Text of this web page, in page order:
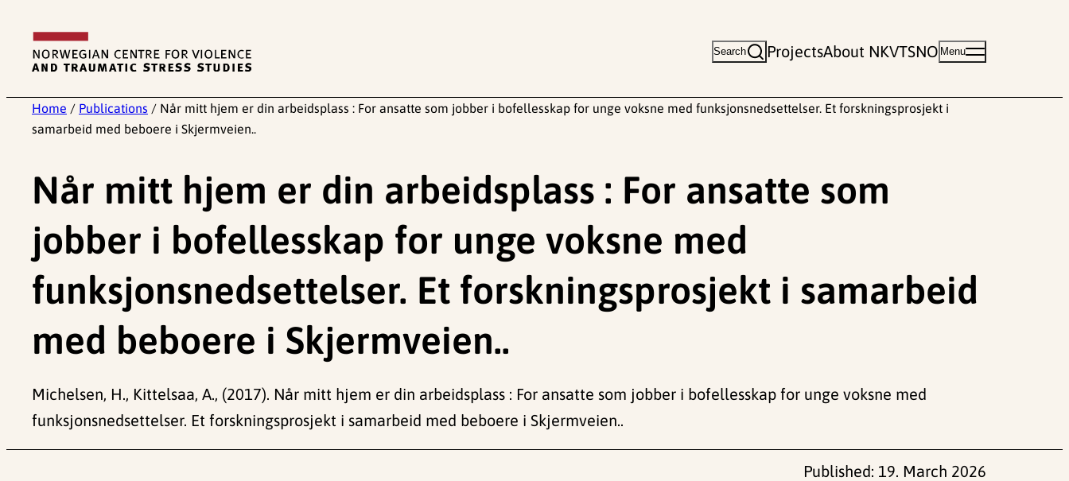
content
Search ProjectsAbout NKVTSNO Menu
Home / Publications / Når mitt hjem er din arbeidsplass : For ansatte som jobber i bofellesskap for unge voksne med funksjonsnedsettelser. Et forskningsprosjekt i
samarbeid med beboere i Skjermveien..
Når mitt hjem er din arbeidsplass : For ansatte som
jobber i bofellesskap for unge voksne med
funksjonsnedsettelser. Et forskningsprosjekt i samarbeid
med beboere i Skjermveien..
Michelsen, H., Kittelsaa, A., (2017). Når mitt hjem er din arbeidsplass : For ansatte som jobber i bofellesskap for unge voksne med
funksjonsnedsettelser. Et forskningsprosjekt i samarbeid med beboere i Skjermveien..
Published: 19. March 2026